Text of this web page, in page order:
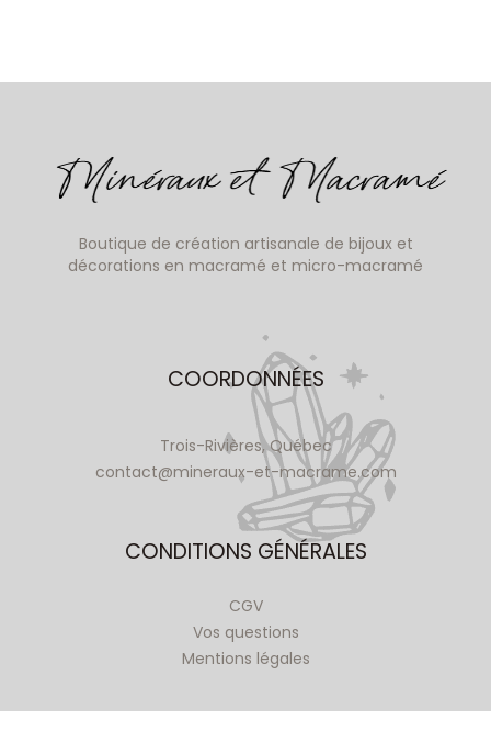
Boutique de création artisanale de bijoux et
décorations en macramé et micro-macramé
COORDONNÉES
Trois-Rivières, Québec
contact@mineraux-et-macrame.com
CONDITIONS GÉNÉRALES
CGV
Vos questions
Mentions légales